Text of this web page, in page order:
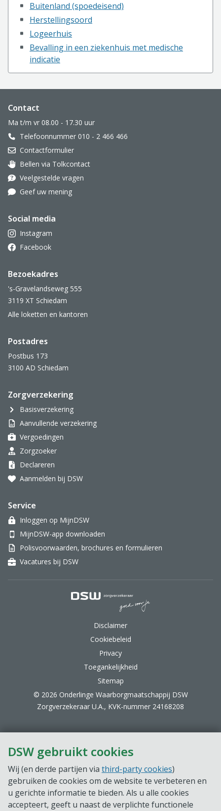
DSW gebruikt cookies
Wij (en derde partijen via third-party cookies)
gebruiken de cookies om de website te verbeteren en
u gerichte informatie te bieden. Als u alle cookies
accepteert, geeft u naast de verplichte functionele
Buitenland (spoedeisend)
Herstellingsoord
Logeerhuis
Bevalling in een ziekenhuis met medische
indicatie
Website footer
Contact
Ma t/m vr 08.00 - 17.30 uur
Telefoonnummer 010 - 2 466 466
Contactformulier
Oor met hoortoestel
Bellen via Tolkcontact
Veelgestelde vragen
Geef uw mening
Social media
Instagram
Facebook
Bezoekadres
's-Gravelandseweg 555
3119 XT Schiedam
Alle loketten en kantoren
Postadres
Postbus 173
3100 AD Schiedam
Zorgverzekering
Basisverzekering
Aanvullende verzekering
Vergoedingen
Zorgzoeker
Declareren
Aanmelden bij DSW
Service
Inloggen op MijnDSW
MijnDSW-app downloaden
Polisvoorwaarden, brochures en formulieren
Vacatures bij DSW
Disclaimer
Cookiebeleid
Privacy
Toegankelijkheid
Sitemap
© 2026 Onderlinge Waarborgmaatschappij DSW
Zorgverzekeraar U.A., KVK-nummer 24168208